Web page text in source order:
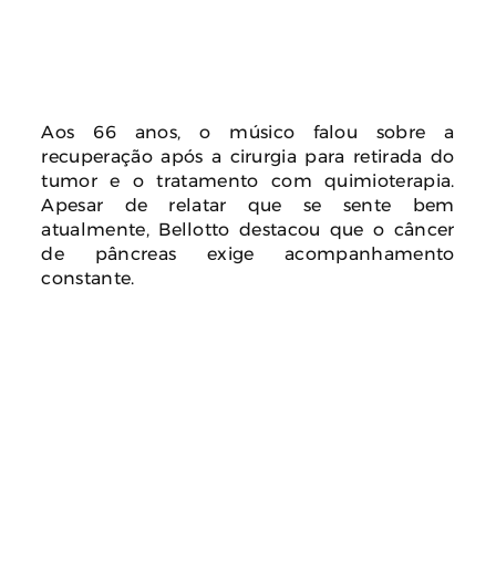
Aos 66 anos, o músico falou sobre a
recuperação após a cirurgia para retirada do
tumor e o tratamento com quimioterapia.
Apesar de relatar que se sente bem
atualmente, Bellotto destacou que o câncer
de pâncreas exige acompanhamento
constante.